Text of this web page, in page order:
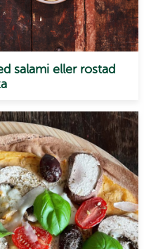
salami eller rostad